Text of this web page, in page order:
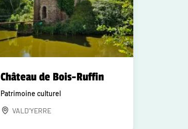
Château de Bois-Ruffin
Patrimoine culturel
VALD'YERRE